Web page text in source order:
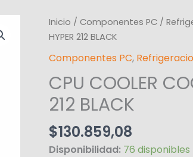
Inicio / Componentes PC /
HYPER 212 BLACK
Componentes PC,
CPU COOLER
212 BLACK
$130.859,08
Disponibilidad: 76 disponibles
CPU
COOLER
COOLERMASTER
HYPER
212
BLACK
cantidad